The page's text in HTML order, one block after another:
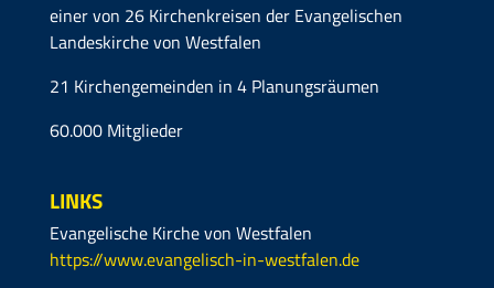
einer von 26 Kirchenkreisen der Evangelischen
Landeskirche von Westfalen
21 Kirchengemeinden in 4 Planungsräumen
60.000 Mitglieder
LINKS
Evangelische Kirche von Westfalen
https://www.evangelisch-in-westfalen.de